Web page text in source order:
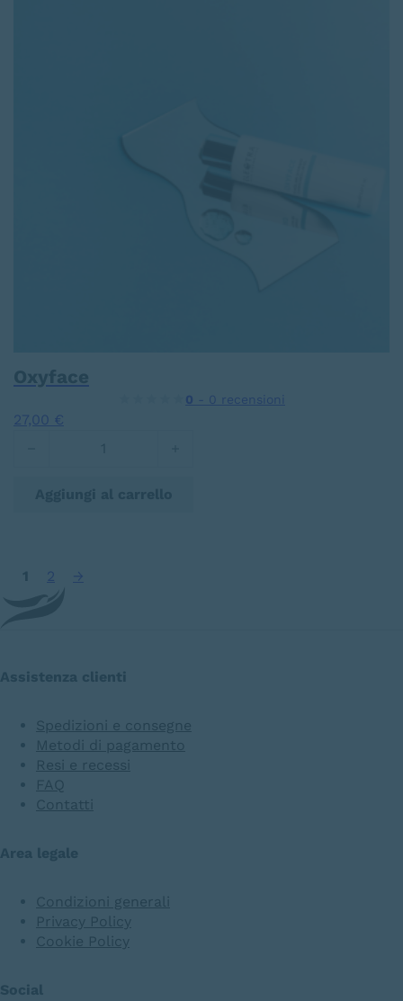
Oxyface
0 - 0 recensioni
27,00 €
1 2 →
Assistenza clienti
Spedizioni e consegne
Metodi di pagamento
Resi e recessi
FAQ
Contatti
Area legale
Condizioni generali
Privacy Policy
Cookie Policy
Social